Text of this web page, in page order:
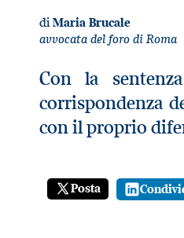
di Maria Brucale
avvocata del foro di Roma
Con la
corrispondenza
con il proprio
Posta